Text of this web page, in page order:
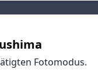
Fotomodus.